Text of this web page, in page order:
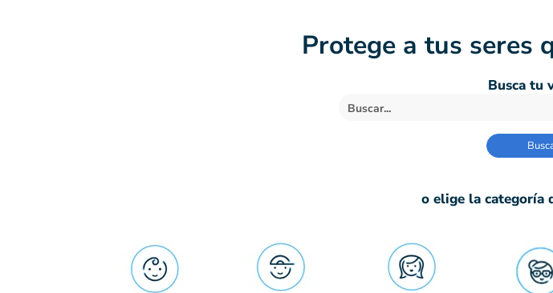
Protege a tus seres
Busca tu
o elige la categoría